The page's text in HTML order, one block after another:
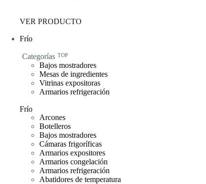
VER PRODUCTO
Frío
Categorías TOP
Bajos mostradores
Mesas de ingredientes
Vitrinas expositoras
Armarios refrigeración
Frío
Arcones
Botelleros
Bajos mostradores
Cámaras frigoríficas
Armarios expositores
Armarios congelación
Armarios refrigeración
Abatidores de temperatura